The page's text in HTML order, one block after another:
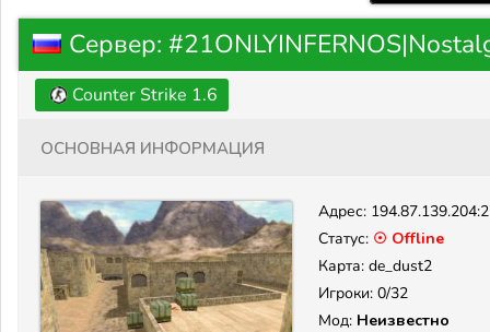
Сервер:
Counter Strike 1.6
Основная информация
Адрес:
Статус: ☉ Offline
Карта: de_dust2
Игроки: 0/32
Мод: Неизвестно